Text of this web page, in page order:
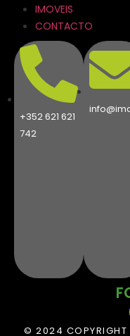
IMOVEIS
CONTACTO
+352 621 621
742
© 2024 COPYRIGHT